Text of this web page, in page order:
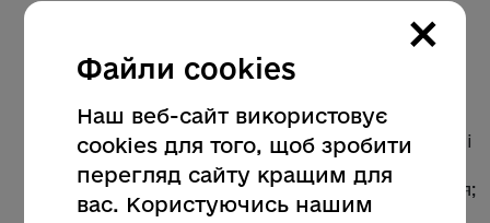
якісна освіта, адаптована до сучасних
фінансова стабільність – стипендія в розмірі
від 8 000 грн для студентів 1-2 курсів та від
20 000 грн – для курсантів 3-4 року навчання;
×
Файли cookies
Наш веб-сайт використовує
cookies для того, щоб зробити
перегляд сайту кращим для
вас. Користуючись нашим